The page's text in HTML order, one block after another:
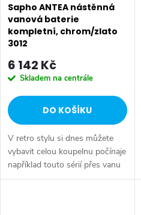
Sapho ANTEA nástěnná
vanová baterie
kompletní, chrom/zlato
3012
6 142 Kč
Skladem na centrále
DO KOŠÍKU
V retro stylu si dnes můžete
vybavit celou koupelnu počínaje
například touto sérií přes vanu
Retro, doplňky Diamond až po